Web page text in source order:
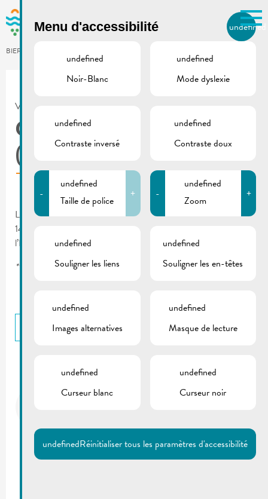
Skip to main content
BIERGER.REMICH.LU
Utilisez la recherche pour
Comme par exemple des contacts, des
VILLE DE REMICH / ACTUALITÉ
Conseil communal
(14.01.2022)
La prochaine séance du conseil communal aura lieu le vendredi
14 janvier 2022 à 08:30 heures en la salle des séances de
l’Hôtel de Ville à Remich.
*** Application du régime CovidCheck !
RETOUR
CONTACTS
Administration communale
Menu d'accessibilité undefined
undefined
Noir-Blanc
undefined
Mode dyslexie
undefined
Contraste inversé
undefined
Contraste doux
-
undefined
Taille de police
+ -
undefined
Zoom
+
undefined
Souligner les liens
undefined
Souligner les en-têtes
undefined
Images alternatives
undefined
Masque de lecture
undefined
Curseur blanc
undefined
Curseur noir
undefinedRéinitialiser tous les paramètres d'accessibilité